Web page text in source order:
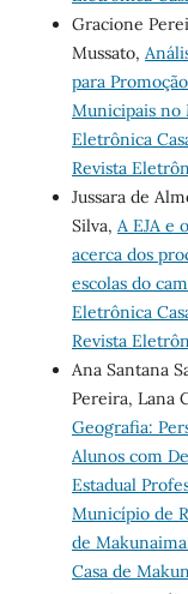
Gracione
Mussato,
para
Municipais no
Eletrônica
Revista
Jussara de
Silva, A EJA e
acerca dos
escolas do
Eletrônica
Revista
Ana Santana
Pereira, Lana
Geografia:
Alunos com
Estadual
Município de
de
Casa de